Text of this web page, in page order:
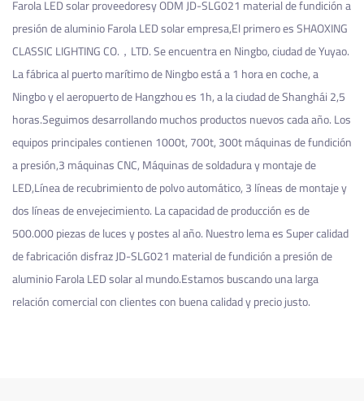
Farola LED solar proveedoresyODM JD-SLG021 material de fundición a
presión de aluminio Farola LED solar empresa,El primero es SHAOXING
CLASSIC LIGHTING CO.，LTD. Se encuentra en Ningbo, ciudad de Yuyao.
La fábrica al puerto marítimo de Ningbo está a 1 hora en coche, a
Ningbo y el aeropuerto de Hangzhou es 1h, a la ciudad de Shanghái 2,5
horas.Seguimos desarrollando muchos productos nuevos cada año. Los
equipos principales contienen 1000t, 700t, 300t máquinas de fundición
a presión,3 máquinas CNC, Máquinas de soldadura y montaje de
LED,Línea de recubrimiento de polvo automático, 3 líneas de montaje y
dos líneas de envejecimiento. La capacidad de producción es de
500.000 piezas de luces y postes al año. Nuestro lema es Super calidad
de fabricacióndisfraz JD-SLG021 material de fundición a presión de
aluminio Farola LED solaral mundo.Estamos buscando una larga
relación comercial con clientes con buena calidad y precio justo.